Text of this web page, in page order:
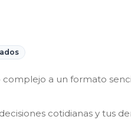
a un formato
cotidianas y tus